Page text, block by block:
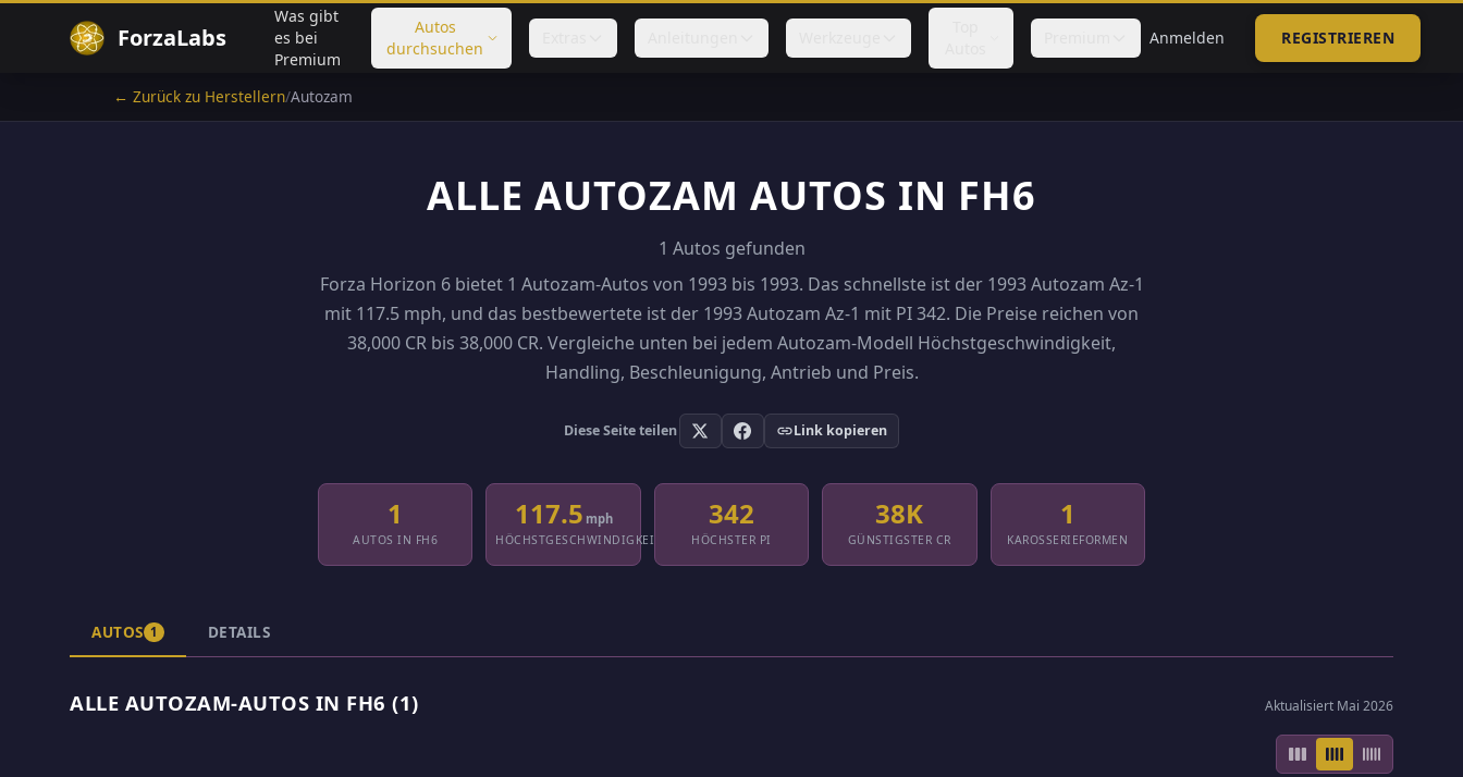
ForzaLabs
Was gibt
es bei
Premium
Autos
durchsuchen
Anmelden REGISTRIEREN
← Zurück zu Herstellern/Autozam
ALLE AUTOZAM AUTOS IN FH6
1 Autos gefunden
Forza Horizon 6 bietet 1 Autozam-Autos von 1993 bis 1993. Das schnellste ist der 1993 Autozam Az-1
mit 117.5 mph, und das bestbewertete ist der 1993 Autozam Az-1 mit PI 342. Die Preise reichen von
38,000 CR bis 38,000 CR. Vergleiche unten bei jedem Autozam-Modell Höchstgeschwindigkeit,
Handling, Beschleunigung, Antrieb und Preis.
Diese Seite teilen Link kopieren
1
AUTOS IN FH6
117.5 mph
HÖCHSTGESCHWINDIGKEIT
342
HÖCHSTER PI
38K
GÜNSTIGSTER CR
1
KAROSSERIEFORMEN
AUTOS 1 DETAILS
ALLE AUTOZAM-AUTOS IN FH6 (1) Aktualisiert Mai 2026